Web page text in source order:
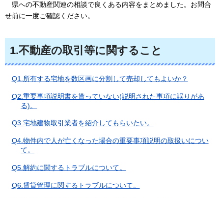
県への不動産関連の相談で良くある内容をまとめました。お問合
せ前に一度ご確認ください。
1.不動産の取引等に関すること
Q1.所有する宅地を数区画に分割して売却してもよいか？
Q2.重要事項説明書を貰っていない(説明された事項に誤りがあ
る)。
Q3.宅地建物取引業者を紹介してもらいたい。
Q4.物件内で人が亡くなった場合の重要事項説明の取扱いについ
て。
Q5.解約に関するトラブルについて。
Q6.賃貸管理に関するトラブルについて。